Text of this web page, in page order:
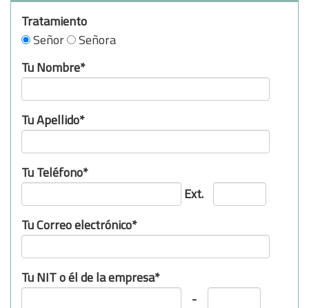
Tratamiento
Señor
Señora
Tu Nombre*
Tu Apellido*
Tu Teléfono*
Ext.
Tu Correo electrónico*
Tu NIT o él de la empresa*
-